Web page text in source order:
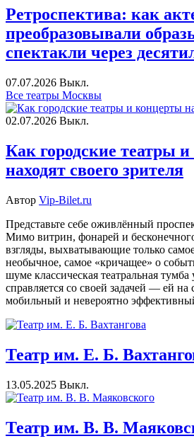
Ретроспектива: как
преобразовывали
спектакли через
07.07.2026 Выкл.
Все театры Москвы
02.07.2026 Выкл.
Как городские театры
находят своего зрителя
Автор Vip-Bilet.ru
Представьте себе оживлённый
Мимо витрин, фонарей и
взгляды, выхватывающие только
необычное, самое «кричащее» о
шуме классическая театральная тумба
справляется со своей задачей — ей
мобильный и невероятно
Театр им. Е. Б.
13.05.2025 Выкл.
Театр им. В. В.